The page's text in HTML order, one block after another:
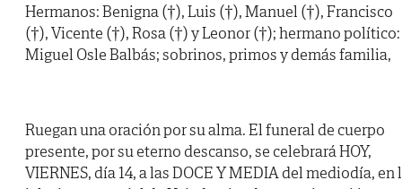
Hermanos: Benigna (†), Luis (†), Manuel (†), Francisco
(†), Vicente (†), Rosa (†) y Leonor (†); hermano político:
Miguel Osle Balbás; sobrinos, primos y demás familia,
Ruegan una oración por su alma. El funeral de cuerpo
presente, por su eterno descanso, se celebrará HOY,
VIERNES, día 14, a las DOCE Y MEDIA del mediodía, en